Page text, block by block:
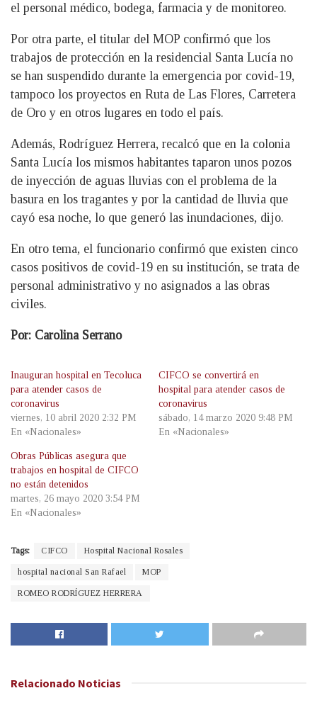
el personal médico, bodega, farmacia y de monitoreo.
Por otra parte, el titular del MOP confirmó que los
trabajos de protección en la residencial Santa Lucía no
se han suspendido durante la emergencia por covid-19,
tampoco los proyectos en Ruta de Las Flores, Carretera
de Oro y en otros lugares en todo el país.
Además, Rodríguez Herrera, recalcó que en la colonia
Santa Lucía los mismos habitantes taparon unos pozos
de inyección de aguas lluvias con el problema de la
basura en los tragantes y por la cantidad de lluvia que
cayó esa noche, lo que generó las inundaciones, dijo.
En otro tema, el funcionario confirmó que existen cinco
casos positivos de covid-19 en su institución, se trata de
personal administrativo y no asignados a las obras
civiles.
Por: Carolina Serrano
Inauguran hospital en Tecoluca
para atender casos de
coronavirus
viernes, 10 abril 2020 2:32 PM
En «Nacionales»
CIFCO se convertirá en
hospital para atender casos de
coronavirus
sábado, 14 marzo 2020 9:48 PM
En «Nacionales»
Obras Públicas asegura que
trabajos en hospital de CIFCO
no están detenidos
martes, 26 mayo 2020 3:54 PM
En «Nacionales»
Tags: CIFCO Hospital Nacional Rosales
hospital nacional San Rafael MOP
ROMEO RODRÍGUEZ HERRERA
Relacionado Noticias